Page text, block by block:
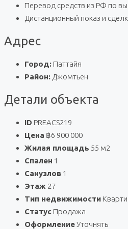
Перевод средств из РФ по
Дистанционный показ и
Адрес
Город: Паттайя
Район: Джомтьен
Детали объекта
ID PREACS219
Цена ฿6 900 000
Жилая площадь 55 м2
Спален 1
Санузлов 1
Этаж 27
Тип недвижимости
Статус Продажа
ОформлениеУточнять